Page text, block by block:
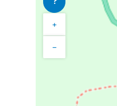
+
−